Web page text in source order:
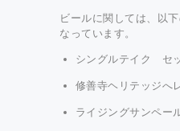
ビールに関しては、以
なっています。
シングルテイク セ
修善寺ヘリテッジへ
ライジングサンペー